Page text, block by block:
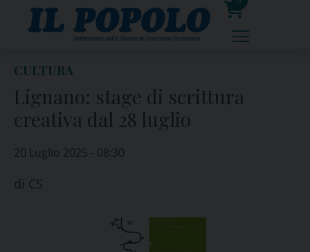
0
prodotti
CULTURA
Lignano: stage di scrittura
creativa dal 28 luglio
20 Luglio 2025 - 08:30
di CS